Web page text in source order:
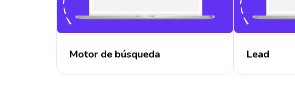
Motor de búsqueda Lead